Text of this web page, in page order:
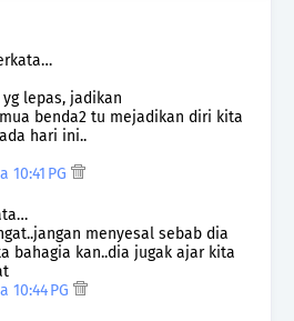
lepas, jadikan
benda2 tu mejadikan diri kita
hari ini..
10:41 PG
menyesal sebab dia
bahagia kan..dia jugak ajar kita
10:44 PG